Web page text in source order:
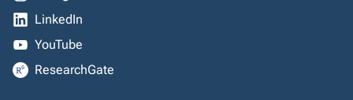
LinkedIn
YouTube
ResearchGate